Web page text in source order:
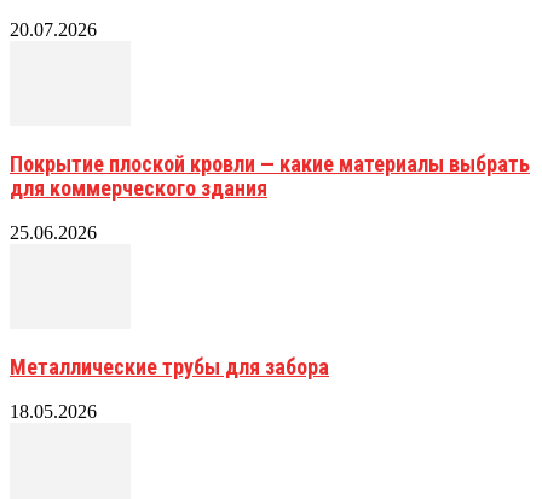
20.07.2026
Покрытие плоской кровли — какие материалы выбрать
для коммерческого здания
25.06.2026
Металлические трубы для забора
18.05.2026